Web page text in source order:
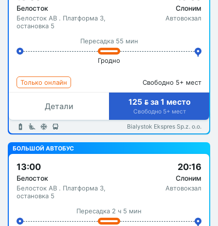
Белосток
Белосток АВ . Платформа 3,
остановка 5
Слоним
Автовокзал
Пересадка 55 мин
Гродно
Только онлайн Свободно 5+ мест
Детали 125  за 1 место
Свободно 5+ мест
Bialystok Ekspres Sp.z. o.o.
БОЛЬШОЙ АВТОБУС
13:00
Белосток
Белосток АВ . Платформа 3,
остановка 5
20:16
Слоним
Автовокзал
Пересадка 2 ч 5 мин